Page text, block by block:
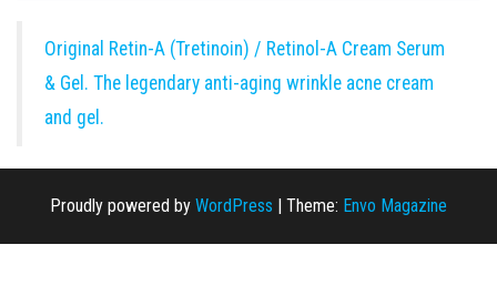
Original Retin-A (Tretinoin) / Retinol-A Cream Serum
& Gel. The legendary anti-aging wrinkle acne cream
and gel.
Proudly powered by WordPress | Theme: Envo Magazine